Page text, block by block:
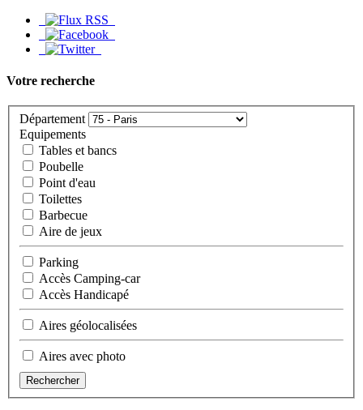
Votre recherche
Département
Equipements
Tables et bancs
Poubelle
Point d'eau
Toilettes
Barbecue
Aire de jeux
Parking
Accès Camping-car
Accès Handicapé
Aires géolocalisées
Aires avec photo
Rechercher